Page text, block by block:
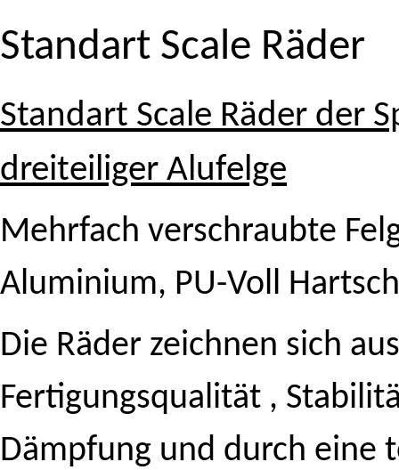
Standart Scale Räder
Standart Scale Räder der
dreiteiliger Alufelge
Mehrfach verschraubte
Aluminium, PU-Voll
Die Räder zeichnen sich
Fertigungsqualität ,
Dämpfung und durch eine